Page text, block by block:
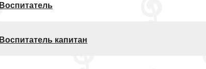
Воспитатель
Воспитатель капитан